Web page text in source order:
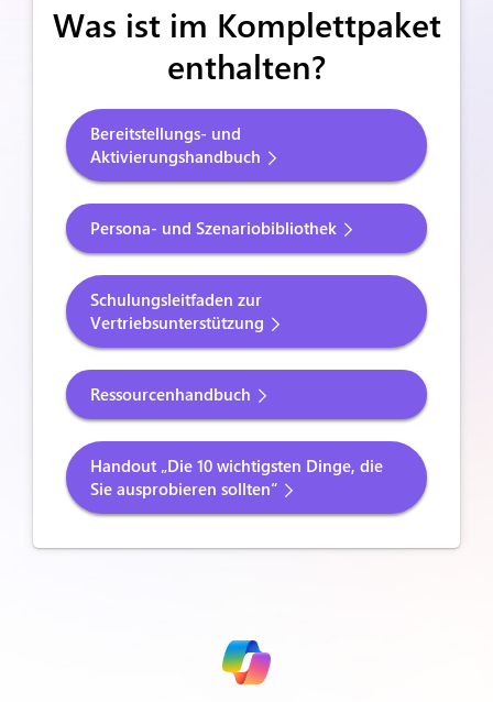
Was ist im Komplettpaket
enthalten?
Bereitstellungs- und
Aktivierungshandbuch
Persona- und Szenariobibliothek
Schulungsleitfaden zur
Vertriebsunterstützung
Ressourcenhandbuch
Handout „Die 10 wichtigsten Dinge, die
Sie ausprobieren sollten“